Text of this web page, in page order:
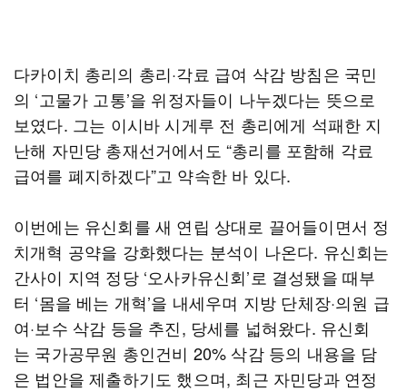
다카이치 총리의 총리·각료 급여 삭감 방침은 국민
의 ‘고물가 고통’을 위정자들이 나누겠다는 뜻으로
보였다. 그는 이시바 시게루 전 총리에게 석패한 지
난해 자민당 총재선거에서도 “총리를 포함해 각료
급여를 폐지하겠다”고 약속한 바 있다.
이번에는 유신회를 새 연립 상대로 끌어들이면서 정
치개혁 공약을 강화했다는 분석이 나온다. 유신회는
간사이 지역 정당 ‘오사카유신회’로 결성됐을 때부
터 ‘몸을 베는 개혁’을 내세우며 지방 단체장·의원 급
여·보수 삭감 등을 추진, 당세를 넓혀왔다. 유신회
는 국가공무원 총인건비 20% 삭감 등의 내용을 담
은 법안을 제출하기도 했으며, 최근 자민당과 연정